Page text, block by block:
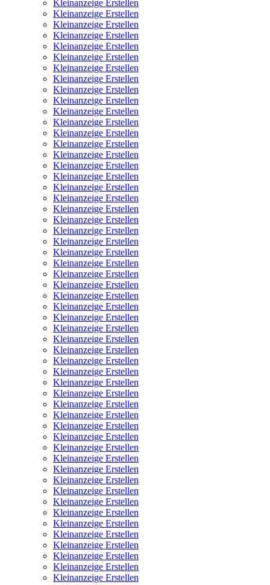
Kleinanzeige Erstellen
Kleinanzeige Erstellen
Kleinanzeige Erstellen
Kleinanzeige Erstellen
Kleinanzeige Erstellen
Kleinanzeige Erstellen
Kleinanzeige Erstellen
Kleinanzeige Erstellen
Kleinanzeige Erstellen
Kleinanzeige Erstellen
Kleinanzeige Erstellen
Kleinanzeige Erstellen
Kleinanzeige Erstellen
Kleinanzeige Erstellen
Kleinanzeige Erstellen
Kleinanzeige Erstellen
Kleinanzeige Erstellen
Kleinanzeige Erstellen
Kleinanzeige Erstellen
Kleinanzeige Erstellen
Kleinanzeige Erstellen
Kleinanzeige Erstellen
Kleinanzeige Erstellen
Kleinanzeige Erstellen
Kleinanzeige Erstellen
Kleinanzeige Erstellen
Kleinanzeige Erstellen
Kleinanzeige Erstellen
Kleinanzeige Erstellen
Kleinanzeige Erstellen
Kleinanzeige Erstellen
Kleinanzeige Erstellen
Kleinanzeige Erstellen
Kleinanzeige Erstellen
Kleinanzeige Erstellen
Kleinanzeige Erstellen
Kleinanzeige Erstellen
Kleinanzeige Erstellen
Kleinanzeige Erstellen
Kleinanzeige Erstellen
Kleinanzeige Erstellen
Kleinanzeige Erstellen
Kleinanzeige Erstellen
Kleinanzeige Erstellen
Kleinanzeige Erstellen
Kleinanzeige Erstellen
Kleinanzeige Erstellen
Kleinanzeige Erstellen
Kleinanzeige Erstellen
Kleinanzeige Erstellen
Kleinanzeige Erstellen
Kleinanzeige Erstellen
Kleinanzeige Erstellen
Kleinanzeige Erstellen